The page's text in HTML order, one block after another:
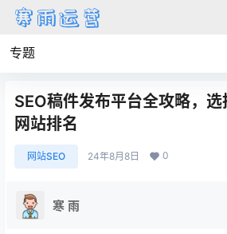
专题
SEO稿件发布平台全攻略，
网站排名
网站SEO 24年8月8日 0
寒 雨